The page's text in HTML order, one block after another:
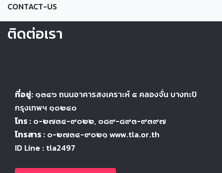
CONTACT-US
ติดต่อเรา
ที่อยู่: ๑๓๔๖ ถนนอาคารสงเคราะห์ ๕ คลองจั่น บางกะปิ
กรุงเทพฯ ๑๐๒๔๐
โทร : ๐-๒๗๓๔-๙๐๒๒, ๐๘๙-๘๙๓-๙๓๙๗
โทรสาร : ๐-๒๗๓๔-๙๐๒๑ www.tla.or.th
ID Line : tla2497